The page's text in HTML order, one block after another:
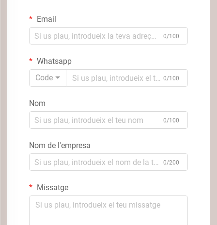
Email
0/100
Whatsapp
Code
0/100
Nom
0/100
Nom de l'empresa
0/200
Missatge